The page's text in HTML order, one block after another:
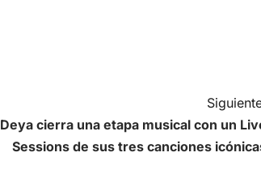
Deya cierra una etapa musical con un
Sessions de sus tres canciones